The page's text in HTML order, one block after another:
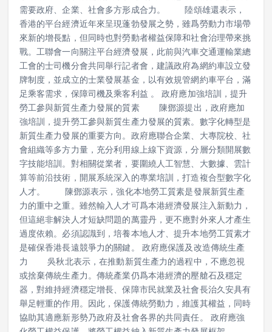
需要政府、企業、社會多方形成合力。 陸頌雄還表示，
香港的平台經濟近年來呈現蓬勃發展之勢，雖爲勞動力市場帶
來新的增長點，但同時也對勞動者權益保障和社會治理帶來挑
戰。工聯會一向關注平台經濟發展，此前與汽車交通運輸業總
工會的士司機分會共同舉行記者會，建議政府為網約車設立發
牌制度，並成立的士業發展基金，以有效規管網約車平台，滿
足乘客需求，保障司機及乘客利益 。 政府應加強培訓，提升
勞工參與新質生產力發展的質素 陳鄧源提出，政府應加
強培訓，提升勞工參與新質生產力發展的質素。數字化轉型是
新質生產力發展的重要方向。政府應聯合企業、大專院校、社
會組織等多方力量，充分利用線上線下資源，分層分類開展數
字技能培訓。對相關從業者，要圍繞人工智慧、大數據、雲計
算等前沿技術，開展系統深入的專業培訓，打造複合型數字化
人才。 陳鄧源表示，強化本地勞工質素是發展新質生產
力的重中之重。雖然輸入人才可爲本港經濟發展注入新動力，
但這絕非解決人才短缺問題的萬靈丹，更不應對外來人才產生
過度依賴。必須認識到，培養本地人才、提升本地勞工質素才
是確保香港長遠競爭力的關鍵。 政府應保護及改造傳統生產
力 吳秋北表示，在推動新質生產力的過程中，不應忽視
或捨棄傳統生產力。傳統產業仍爲本港經濟的壓艙石及穩定
器，對維持經濟穩定增長、保障市民就業及社會長治久安具有
舉足輕重的作用。因此，保護傳統勞動力，維護其權益，同時
協助其適應新形勢乃政府及社會各界的共同責任。 政府應強